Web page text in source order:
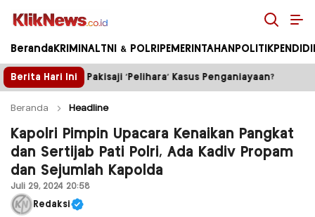
Kliknews.co.id
Beranda KRIMINAL TNI & POLRI PEMERINTAHAN POLITIK
Berita Hari Ini
Kasus Penganiayaan? Truk Tambang ilegal
Beranda Headline
Kapolri Pimpin Upacara Kenaikan Pangkat
dan Sertijab Pati Polri, Ada Kadiv Propam
dan Sejumlah Kapolda
Juli 29, 2024 20:58
Redaksi